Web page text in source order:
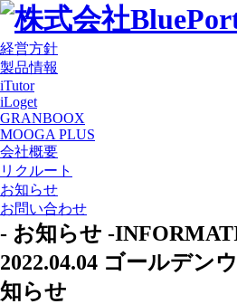
経営方針
製品情報
iTutor
iLoget
GRANBOOX
MOOGA PLUS
会社概要
リクルート
お知らせ
お問い合わせ
- お知らせ -
2022.04.04 ゴールデン
知らせ